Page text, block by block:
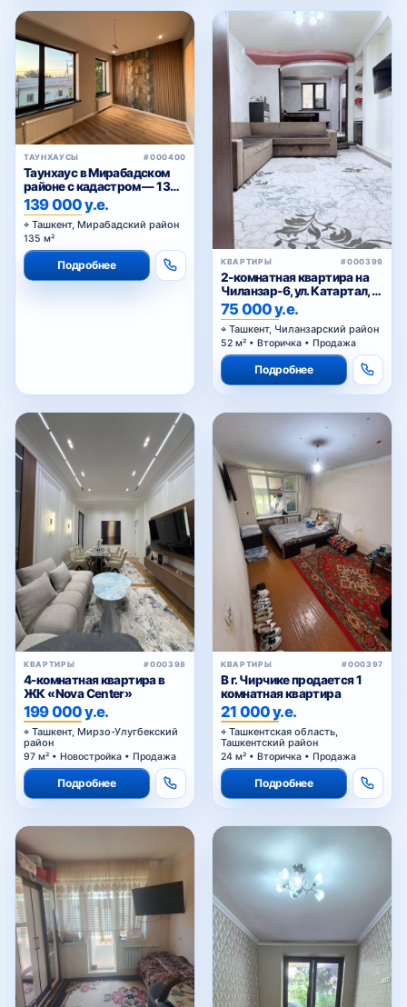
ТАУНХАУСЫ #000400
Таунхаус в Мирабадском
районе с кадастром — 135
м² от застройщика
139 000 у.е.
Ташкент, Мирабадский район
135 м²
Подробнее КВАРТИРЫ #000399
2-комнатная квартира на
Чиланзар-6, ул. Катартал, с
мебелью и техникой
75 000 у.е.
Ташкент, Чиланзарский район
52 м² • Вторичка • Продажа
Подробнее
КВАРТИРЫ #000398
4-комнатная квартира в
ЖК «Nova Center»
199 000 у.е.
Ташкент, Мирзо-Улугбекский
район
97 м² • Новостройка • Продажа
Подробнее
КВАРТИРЫ #000397
В г. Чирчике продается 1
комнатная квартира
21 000 у.е.
Ташкентская область,
Ташкентский район
24 м² • Вторичка • Продажа
Подробнее